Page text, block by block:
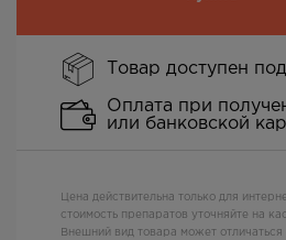
Товар доступен
Оплата при
или банковской
Цена действительна только для
стоимость препаратов уточняйте на
Внешний вид товара может отличаться